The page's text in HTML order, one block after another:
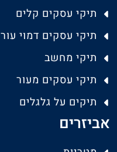
תיקי עסקים קלים
תיקי עסקים דמוי עור
תיקי מחשב
תיקי עסקים מעור
תיקים על גלגלים
אביזרים